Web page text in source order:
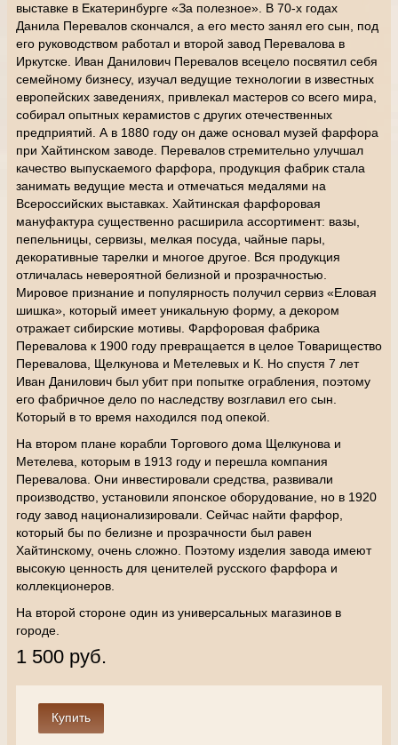
выставке в Екатеринбурге «За полезное». В 70-х годах
Данила Перевалов скончался, а его место занял его сын, под
его руководством работал и второй завод Перевалова в
Иркутске. Иван Данилович Перевалов всецело посвятил себя
семейному бизнесу, изучал ведущие технологии в известных
европейских заведениях, привлекал мастеров со всего мира,
собирал опытных керамистов с других отечественных
предприятий. А в 1880 году он даже основал музей фарфора
при Хайтинском заводе. Перевалов стремительно улучшал
качество выпускаемого фарфора, продукция фабрик стала
занимать ведущие места и отмечаться медалями на
Всероссийских выставках. Хайтинская фарфоровая
мануфактура существенно расширила ассортимент: вазы,
пепельницы, сервизы, мелкая посуда, чайные пары,
декоративные тарелки и многое другое. Вся продукция
отличалась невероятной белизной и прозрачностью.
Мировое признание и популярность получил сервиз «Еловая
шишка», который имеет уникальную форму, а декором
отражает сибирские мотивы. Фарфоровая фабрика
Перевалова к 1900 году превращается в целое Товарищество
Перевалова, Щелкунова и Метелевых и К. Но спустя 7 лет
Иван Данилович был убит при попытке ограбления, поэтому
его фабричное дело по наследству возглавил его сын.
Который в то время находился под опекой.
На втором плане корабли Торгового дома Щелкунова и
Метелева, которым в 1913 году и перешла компания
Перевалова. Они инвестировали средства, развивали
производство, установили японское оборудование, но в 1920
году завод национализировали. Сейчас найти фарфор,
который бы по белизне и прозрачности был равен
Хайтинскому, очень сложно. Поэтому изделия завода имеют
высокую ценность для ценителей русского фарфора и
коллекционеров.
На второй стороне один из универсальных магазинов в
городе.
1 500 руб.